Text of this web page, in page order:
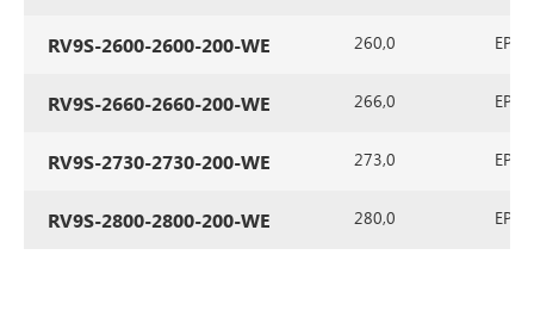
RV9S-2600-2600-200-WE 260,0
RV9S-2660-2660-200-WE 266,0
RV9S-2730-2730-200-WE 273,0
RV9S-2800-2800-200-WE 280,0